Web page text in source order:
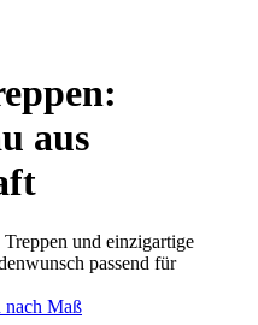
aus
und einzigartige
passend für
nach Maß